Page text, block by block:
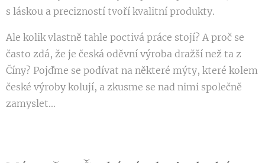
s láskou a precizností tvoří kvalitní produkty.
Ale kolik vlastně tahle poctivá práce stojí? A proč se
často zdá, že je česká oděvní výroba dražší než ta z
Číny? Pojďme se podívat na některé mýty, které kolem
české výroby kolují, a zkusme se nad nimi společně
zamyslet...